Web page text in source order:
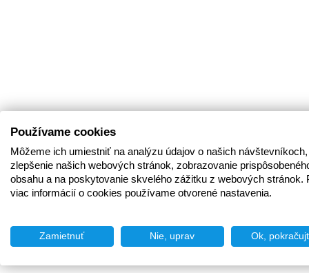
Používame cookies
Môžeme ich umiestniť na analýzu údajov o našich
zlepšenie našich webových stránok, zobrazovanie
obsahu a na poskytovanie skvelého zážitku z webových stránok.
viac informácií o cookies používame otvorené nastavenia.
Zamietnuť Nie, uprav Ok,